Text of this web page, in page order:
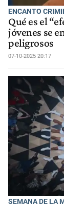
ENCANTO
Qué es el
jóvenes se
peligrosos
07-10-2025 20:17
SEMANA DE LA